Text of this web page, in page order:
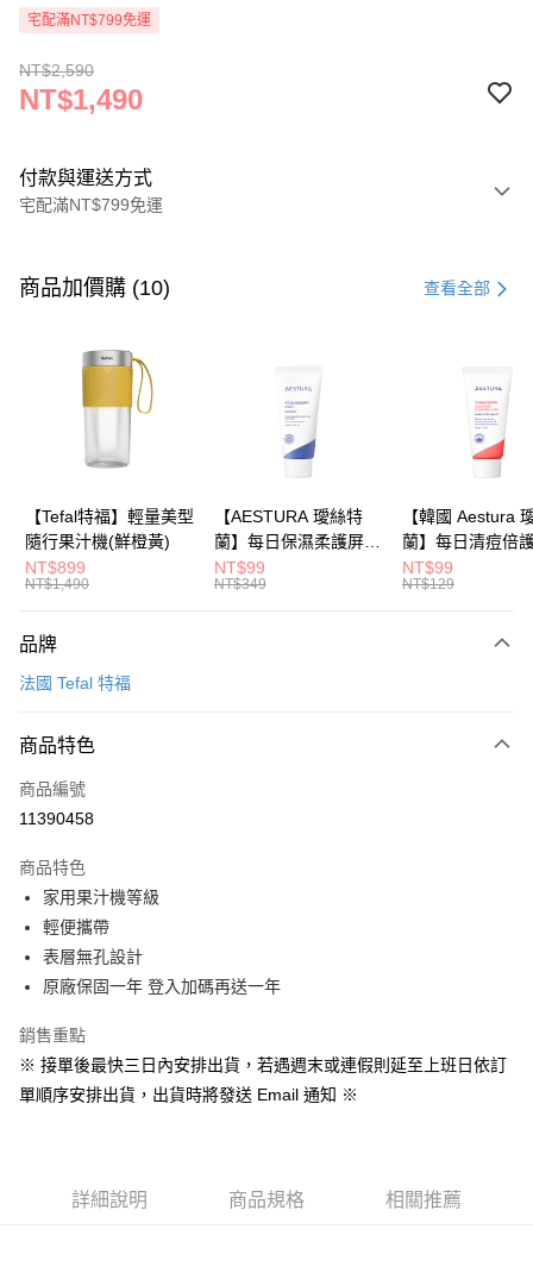
宅配滿NT$799免運
NT$2,590
NT$1,490
付款與運送方式
宅配滿NT$799免運
信用卡一次付款
3 期 0 利率 每期
合作金庫商業銀行
第一商業銀行
華南商業銀行
彰化商業銀行
上海商業儲蓄銀行
台北富邦商業銀行
兆豐國際商業銀行
臺灣中小企業銀行
台中商業銀行
匯豐（台灣）商業銀行
華泰商業銀行
聯邦商業銀行
遠東國際商業銀行
元大商業銀行
台灣樂天信用卡公司
6 期 0 利率 每期 21家銀行
合作金庫商業銀行
第一商業銀行
華南商業銀行
彰化商業銀行
國泰世華商業銀行
兆豐國際商業銀行
臺灣中小企業銀行
台中商業銀行
匯豐（台灣）商業銀行
聯邦商業銀行
玉山商業銀行
台灣樂天信用卡公司
大哥付你分期
相關說明
【大哥付你分期使用說明】
2.付款方式選擇「大哥付你分期」，訂單成立後會自動跳轉到大哥付的交易
流程，驗證手機門號後，選擇欲分期的期數、繳款截止日，確認付款後即完
成交易。
消。如遇「轉專審核」未通過狀況，表示未達大哥付你分期系統評分，恕無
【繳款方式說明】
醒簡訊。
帳／街口支付／iPASS MONEY」等通路繳費。
1.本服務係由「台灣大哥大股份有限公司」（以下簡稱本公司）所提供，讓
用戶於交易時，得透過本服務購買商品或服務，並由商店將買賣／分期付款
買賣價金債權讓與本公司後，依約使用本公司帳單繳交帳款。
2.基於同意付款使用「大哥付你分期」之契約關係目的，商店將以您的個人
由本公司與您本人進行分期帳單所需資料之確認、核對及更正。
3.完整用戶服務條款，請詳閱以下連結：https://oppay.tw/userRule
每筆NT$80，滿NT$799(含以上)免運費
商品加價購 (10) 查看全部
【Tefal特福】輕量美型
隨行果汁機(鮮橙黃)
NT$899
NT$1,490
【AESTURA 璦絲特
蘭】每日保濕柔護屏障
修護霜 30ml
NT$99
NT$349
【韓國 Aestura
蘭】每日清痘倍
潔面泡沫 30g
NT$99
NT$129
品牌
法國 Tefal 特福
商品特色
商品編號
11390458
商品特色
家用果汁機等級
輕便攜帶
表層無孔設計
原廠保固一年 登入加碼再送一年
銷售重點
※ 接單後最快三日內安排出貨，若遇週末或連假則延至上班日依訂
單順序安排出貨，出貨時將發送 Email 通知 ※
詳細說明 商品規格 相關推薦